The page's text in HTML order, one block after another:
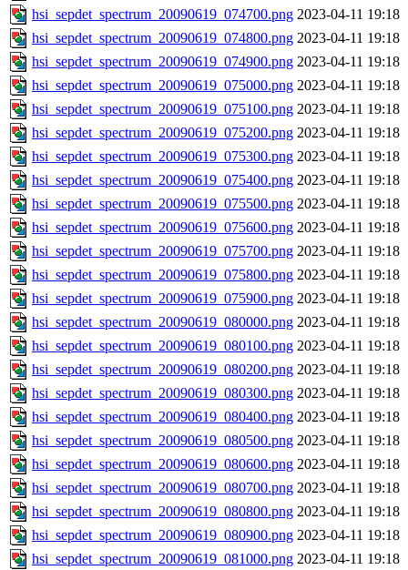
hsi_sepdet_spectrum_20090619_074700.png 2023-04-11 19:18
hsi_sepdet_spectrum_20090619_074800.png 2023-04-11 19:18
hsi_sepdet_spectrum_20090619_074900.png 2023-04-11 19:18
hsi_sepdet_spectrum_20090619_075000.png 2023-04-11 19:18
hsi_sepdet_spectrum_20090619_075100.png 2023-04-11 19:18
hsi_sepdet_spectrum_20090619_075200.png 2023-04-11 19:18
hsi_sepdet_spectrum_20090619_075300.png 2023-04-11 19:18
hsi_sepdet_spectrum_20090619_075400.png 2023-04-11 19:18
hsi_sepdet_spectrum_20090619_075500.png 2023-04-11 19:18
hsi_sepdet_spectrum_20090619_075600.png 2023-04-11 19:18
hsi_sepdet_spectrum_20090619_075700.png 2023-04-11 19:18
hsi_sepdet_spectrum_20090619_075800.png 2023-04-11 19:18
hsi_sepdet_spectrum_20090619_075900.png 2023-04-11 19:18
hsi_sepdet_spectrum_20090619_080000.png 2023-04-11 19:18
hsi_sepdet_spectrum_20090619_080100.png 2023-04-11 19:18
hsi_sepdet_spectrum_20090619_080200.png 2023-04-11 19:18
hsi_sepdet_spectrum_20090619_080300.png 2023-04-11 19:18
hsi_sepdet_spectrum_20090619_080400.png 2023-04-11 19:18
hsi_sepdet_spectrum_20090619_080500.png 2023-04-11 19:18
hsi_sepdet_spectrum_20090619_080600.png 2023-04-11 19:18
hsi_sepdet_spectrum_20090619_080700.png 2023-04-11 19:18
hsi_sepdet_spectrum_20090619_080800.png 2023-04-11 19:18
hsi_sepdet_spectrum_20090619_080900.png 2023-04-11 19:18
hsi_sepdet_spectrum_20090619_081000.png 2023-04-11 19:18